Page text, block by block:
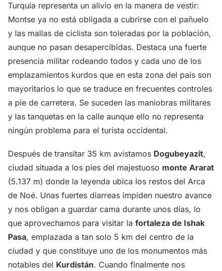
Turquía representa un alivio en la manera de vestir:
Montse ya no está obligada a cubrirse con el pañuelo
y las mallas de ciclista son toleradas por la población,
aunque no pasan desapercibidas. Destaca una fuerte
presencia militar rodeando todos y cada uno de los
emplazamientos kurdos que en esta zona del país son
mayoritarios lo que se traduce en frecuentes controles
a pie de carretera. Se suceden las maniobras militares
y las tanquetas en la calle aunque ello no representa
ningún problema para el turista occidental.
Después de transitar 35 km avistamos Dogubeyazit,
ciudad situada a los pies del majestuoso monte Ararat
(5.137 m) donde la leyenda ubica los restos del Arca
de Noé. Unas fuertes diarreas impiden nuestro avance
y nos obligan a guardar cama durante unos días, lo
que aprovechamos para visitar la fortaleza de Ishak
Pasa, emplazada a tan solo 5 km del centro de la
ciudad y que constituye uno de los monumentos más
notables del Kurdistán. Cuando finalmente nos